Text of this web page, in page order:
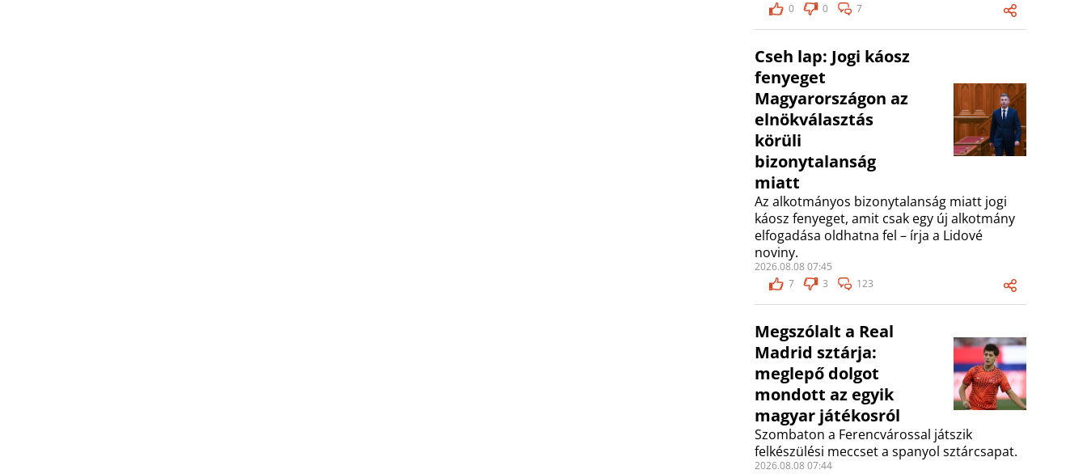
0
0 7
Cseh lap: Jogi káosz
fenyeget
Magyarországon az
elnökválasztás
körüli
bizonytalanság
miatt
Az alkotmányos bizonytalanság miatt jogi
káosz fenyeget, amit csak egy új alkotmány
elfogadása oldhatna fel – írja a Lidové
noviny.
2026.08.08 07:45
7
3 123
Megszólalt a Real
Madrid sztárja:
meglepő dolgot
mondott az egyik
magyar játékosról
Szombaton a Ferencvárossal játszik
felkészülési meccset a spanyol sztárcsapat.
2026.08.08 07:44